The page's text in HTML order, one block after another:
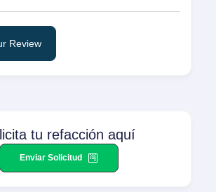
Review
tu refacción aquí
Enviar Solicitud